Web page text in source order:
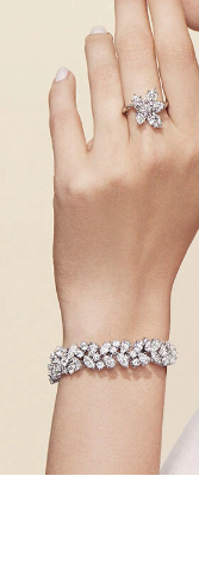
veuillez
clientèle